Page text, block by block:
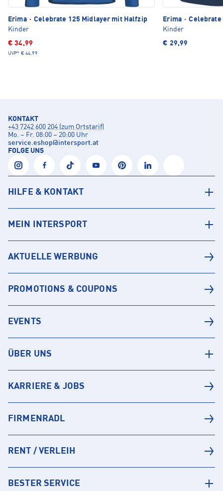
Erima · Celebrate 125 Midlayer mit Halfzip
Kinder
€ 34,99
UVP* € 44,99
Erima · Celebrate
Kinder
€ 29,99
KONTAKT
+43 7242 600 204 (zum Ortstarif)
Mo. – Fr. 08:00 – 20:00 Uhr
service.eshop@intersport.at
FOLGE UNS
HILFE & KONTAKT
MEIN INTERSPORT
AKTUELLE WERBUNG
PROMOTIONS & COUPONS
EVENTS
ÜBER UNS
KARRIERE & JOBS
FIRMENRADL
RENT / VERLEIH
BESTER SERVICE